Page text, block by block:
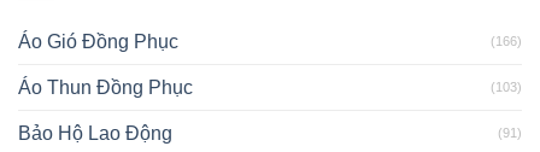
Áo Gió Đồng Phục (166)
Áo Thun Đồng Phục (103)
Bảo Hộ Lao Động (91)